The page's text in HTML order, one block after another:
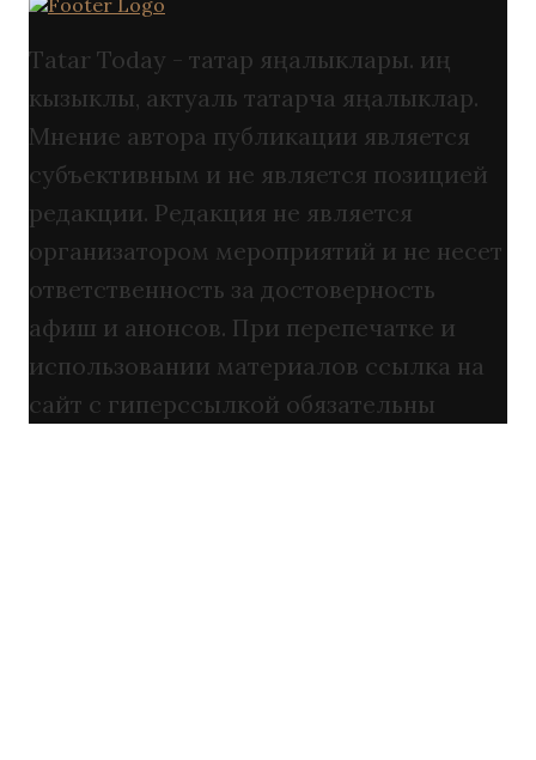
Tatar Today - татар яңалыклары. иң
кызыклы, актуаль татарча яңалыклар.
Мнение автора публикации является
субъективным и не является позицией
редакции. Редакция не является
организатором мероприятий и не несет
ответственность за достоверность
афиш и анонсов. При перепечатке и
использовании материалов ссылка на
сайт с гиперссылкой обязательны